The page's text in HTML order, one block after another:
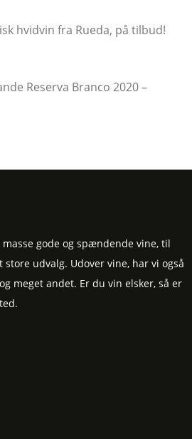
hvidvin fra Rueda, på tilbud!
Reserva Branco 2020 –
gode og spændende vine, til
udvalg. Udover vine, har vi også
meget andet. Er du vin elsker, så er